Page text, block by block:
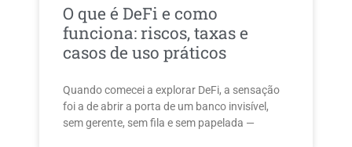
O que é DeFi e como
funciona: riscos, taxas e
casos de uso práticos
Quando comecei a explorar DeFi, a sensação
foi a de abrir a porta de um banco invisível,
sem gerente, sem fila e sem papelada —